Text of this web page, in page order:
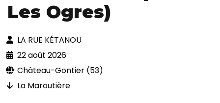
Les Ogres)
LA RUE KÉTANOU
22 août 2026
Château-Gontier (53)
La Maroutière